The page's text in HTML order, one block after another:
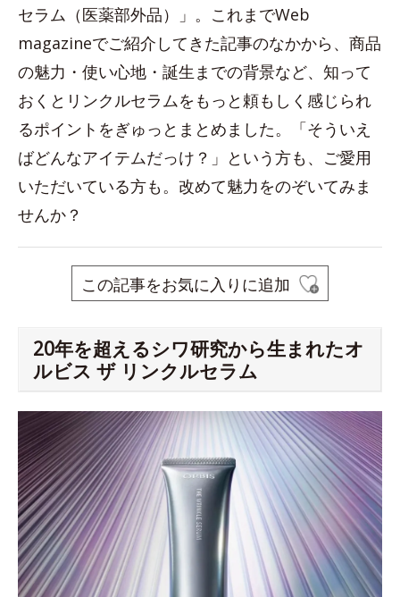
セラム（医薬部外品）」。これまでWeb
magazineでご紹介してきた記事のなかから、商品
の魅力・使い心地・誕生までの背景など、知って
おくとリンクルセラムをもっと頼もしく感じられ
るポイントをぎゅっとまとめました。「そういえ
ばどんなアイテムだっけ？」という方も、ご愛用
いただいている方も。改めて魅力をのぞいてみま
せんか？
この記事をお気に入りに追加
20年を超えるシワ研究から生まれたオ
ルビス ザ リンクルセラム